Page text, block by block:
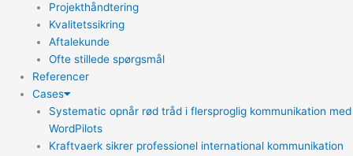
Projekthåndtering
Kvalitetssikring
Aftalekunde
Ofte stillede spørgsmål
Referencer
Cases
Systematic opnår rød tråd i flersproglig kommunikation med
WordPilots
Kraftvaerk sikrer professionel international kommunikation